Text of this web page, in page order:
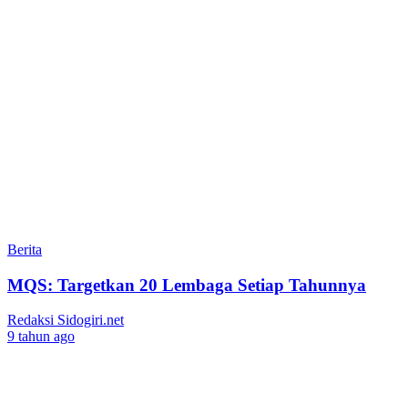
Berita
MQS: Targetkan 20 Lembaga Setiap Tahunnya
Redaksi Sidogiri.net
9 tahun ago